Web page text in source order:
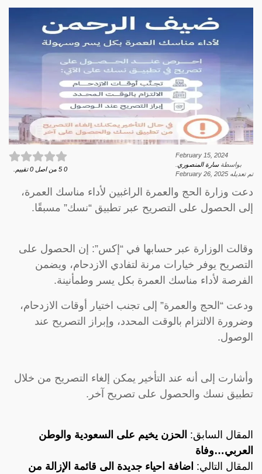
February 15, 2024
بواسطةسارة المنصوري
تم تعديله February 26, 2025
0
5 من اصل 0 تقييم.
دعت وزارة الحج والعمرة الراغبين لأداء مناسك العمرة،
إلى الحصول على التصريح عبر تطبيق “نسك” مسبقًا.
وقالت الوزارة عبر حسابها في “إكس”: إن الحصول على
التصريح يوفر خيارات مرنة لتفادي الازدحام، ويضمن
الفرصة لأداء مناسك العمرة بكل يسر وطمأنينة.
‏ودعت “الحج والعمرة” إلى تجنب اختيار أوقات الازدحام،
وضرورة الالتزام بالوقت المحدد، وإبراز التصريح عند
الوصول.
‏وأشارت إلى أنه عند التأخير يمكن إلغاء التصريح من خلال
تطبيق نسك والحصول على تصريح آخر.
المقال السابق: الحزن يخيم على السعودية والوطن
العربي…وفاة
المقال التالي: اضافة احياء جديدة الى قائمة الإزالة من